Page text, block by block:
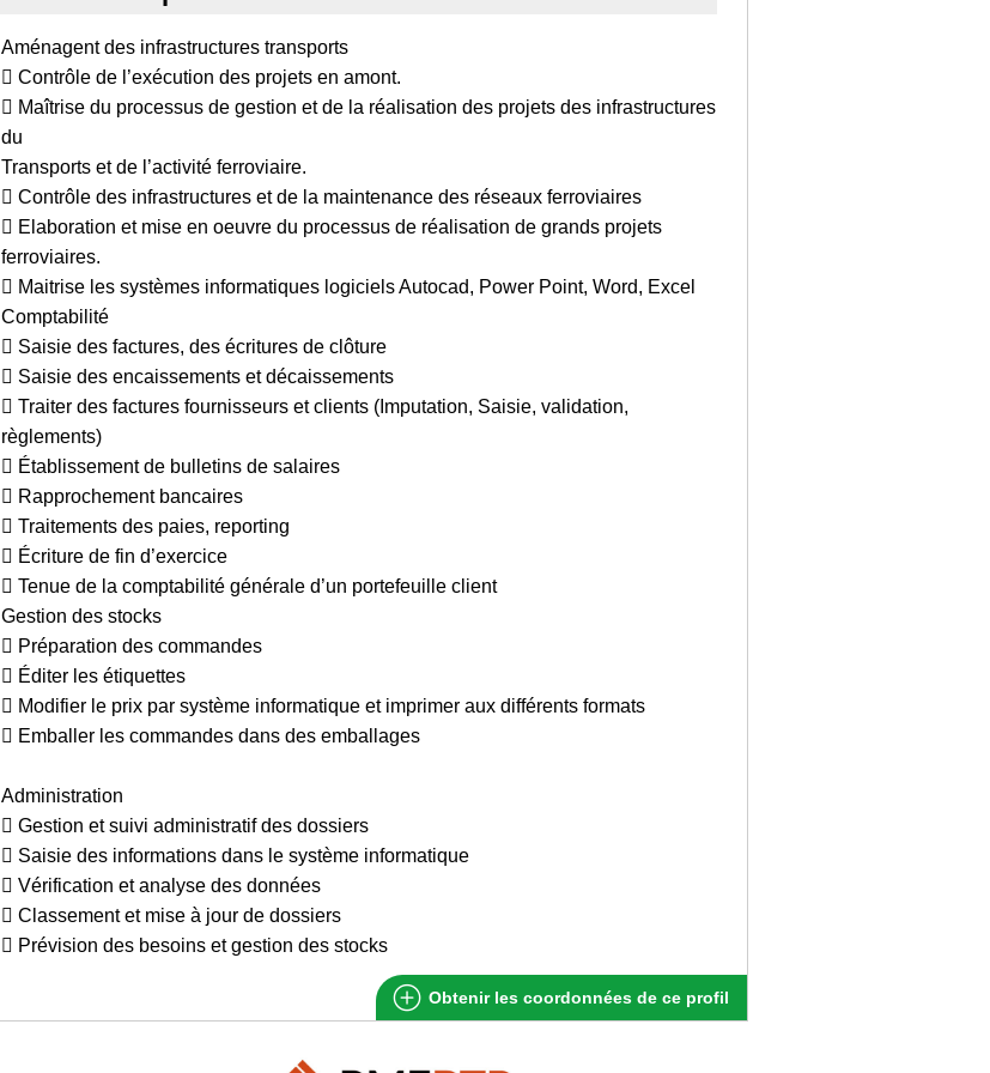
Aménagent des infrastructures transports
 Contrôle de l’exécution des projets en amont.
 Maîtrise du processus de gestion et de la réalisation des projets des infrastructures
du
Transports et de l’activité ferroviaire.
 Contrôle des infrastructures et de la maintenance des réseaux ferroviaires
 Elaboration et mise en oeuvre du processus de réalisation de grands projets
ferroviaires.
 Maitrise les systèmes informatiques logiciels Autocad, Power Point, Word, Excel
Comptabilité
 Saisie des factures, des écritures de clôture
 Saisie des encaissements et décaissements
 Traiter des factures fournisseurs et clients (Imputation, Saisie, validation,
règlements)
 Établissement de bulletins de salaires
 Rapprochement bancaires
 Traitements des paies, reporting
 Écriture de fin d’exercice
 Tenue de la comptabilité générale d’un portefeuille client
Gestion des stocks
 Préparation des commandes
 Éditer les étiquettes
 Modifier le prix par système informatique et imprimer aux différents formats
 Emballer les commandes dans des emballages
Administration
 Gestion et suivi administratif des dossiers
 Saisie des informations dans le système informatique
 Vérification et analyse des données
 Classement et mise à jour de dossiers
 Prévision des besoins et gestion des stocks
Obtenir les coordonnées de ce profil